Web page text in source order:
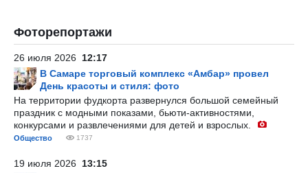
Фоторепортажи
26 июля 2026 12:17
В Самаре торговый комплекс «Амбар» провел
День красоты и стиля: фото
На территории фудкорта развернулся большой семейный
праздник с модными показами, бьюти-активностями,
конкурсами и развлечениями для детей и взрослых.
Общество 1737
19 июля 2026 13:15